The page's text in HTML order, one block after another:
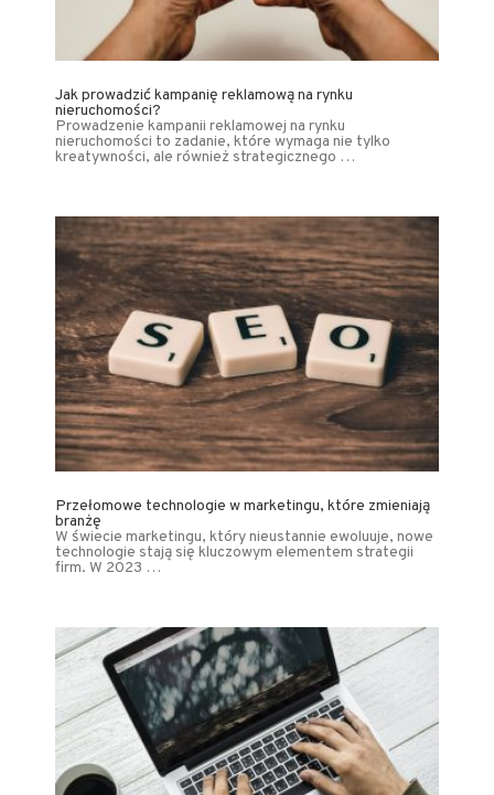
Jak prowadzić kampanię reklamową na rynku
nieruchomości?
Prowadzenie kampanii reklamowej na rynku
nieruchomości to zadanie, które wymaga nie tylko
kreatywności, ale również strategicznego …
Przełomowe technologie w marketingu, które zmieniają
branżę
W świecie marketingu, który nieustannie ewoluuje, nowe
technologie stają się kluczowym elementem strategii
firm. W 2023 …